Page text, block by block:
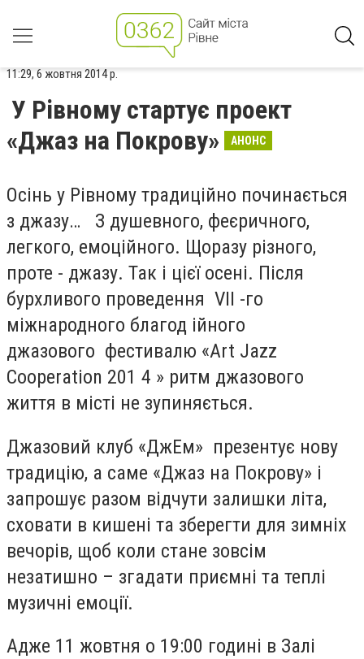
11:29, 6 жовтня 2014 р.
У Рівному стартує проект
«Джаз на Покрову»
АНОНС
Осінь у Рівному традиційно починається
з джазу… З душевного, феєричного,
легкого, емоційного. Щоразу різного,
проте - джазу. Так і цієї осені. Після
бурхливого проведення VII -го
міжнародного благод ійного
джазового фестивалю «Art Jazz
Cooperation 201 4 » ритм джазового
життя в місті не зупиняється.
Джазовий клуб «ДжЕм» презентує нову
традицію, а саме «Джаз на Покрову» і
запрошує разом відчути залишки літа,
сховати в кишені та зберегти для зимніх
вечорів, щоб коли стане зовсім
незатишно – згадати приємні та теплі
музичні емоції.
Адже 11 жовтня о 19:00 годині в Залі